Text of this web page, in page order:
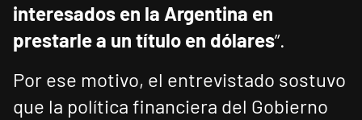
interesados en la Argentina en
prestarle a un título en dólares”.
Por ese motivo, el entrevistado sostuvo
que la política financiera del Gobierno